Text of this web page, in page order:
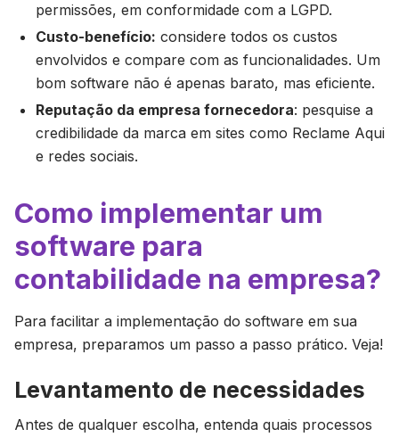
permissões, em conformidade com a LGPD.
Custo-benefício: considere todos os custos
envolvidos e compare com as funcionalidades. Um
bom software não é apenas barato, mas eficiente.
Reputação da empresa fornecedora: pesquise a
credibilidade da marca em sites como Reclame Aqui
e redes sociais.
Como implementar um
software para
contabilidade na empresa?
Para facilitar a implementação do software em sua
empresa, preparamos um passo a passo prático. Veja!
Levantamento de necessidades
Antes de qualquer escolha, entenda quais processos